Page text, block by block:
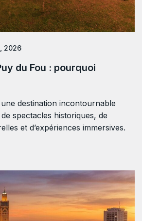
2026
du Fou : pourquoi
destination incontournable
spectacles historiques, de
et d’expériences immersives.